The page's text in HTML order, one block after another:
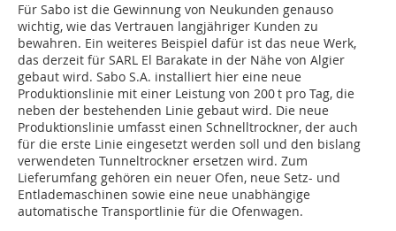
Für Sabo ist die Gewinnung von Neukunden genauso
wichtig, wie das Vertrauen langjähriger Kunden zu
bewahren. Ein weiteres Beispiel dafür ist das neue Werk,
das derzeit für SARL El Barakate in der Nähe von Algier
gebaut wird. Sabo S.A. installiert hier eine neue
Produktionslinie mit einer Leistung von 200 t pro Tag, die
neben der bestehenden Linie gebaut wird. Die neue
Produktionslinie umfasst einen Schnelltrockner, der auch
für die erste Linie eingesetzt werden soll und den bislang
verwendeten Tunneltrockner ersetzen wird. Zum
Lieferumfang gehören ein neuer Ofen, neue Setz- und
Entlademaschinen sowie eine neue unabhängige
automatische Transportlinie für die Ofenwagen.